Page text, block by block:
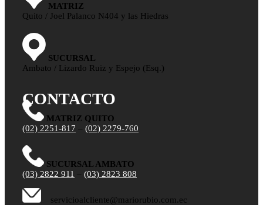
MATRIZ
Quito / Joel Palanco N404 y las Hiedras
SUCURSAL
Ambato / Lizardo Ruiz y Espejo (Esq.)
CONTACTO
MATRIZ QUITO
(02) 2251-817 – (02) 2279-760
SUCURSAL AMBATO
(03) 2822 911 – (03) 2823 808
servicioalcliente@mariorubio.com.ec